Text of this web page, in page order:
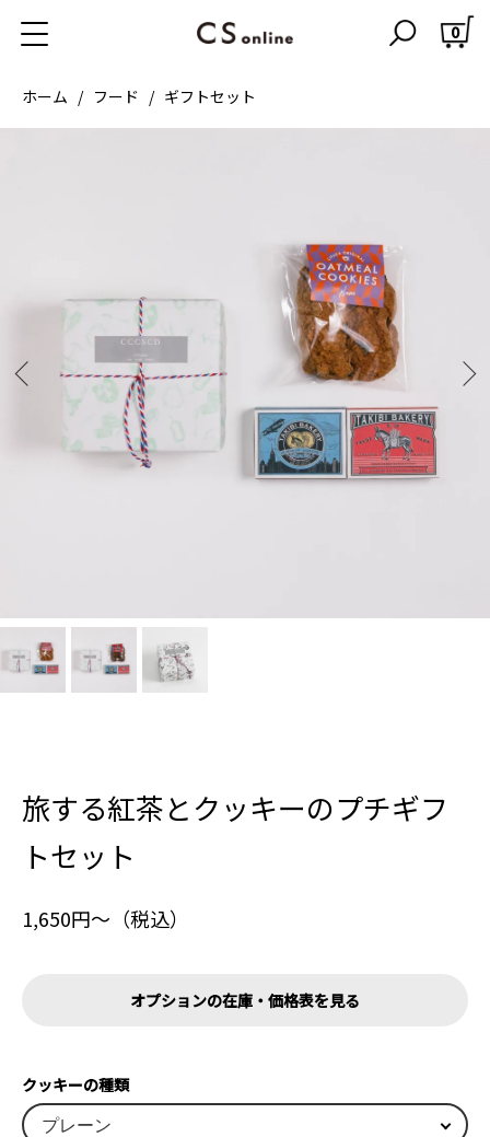
0
ホーム フード ギフトセット
旅する紅茶とクッキーのプチギフ
トセット
1,650円〜（税込）
オプションの在庫・価格表を見る
クッキーの種類